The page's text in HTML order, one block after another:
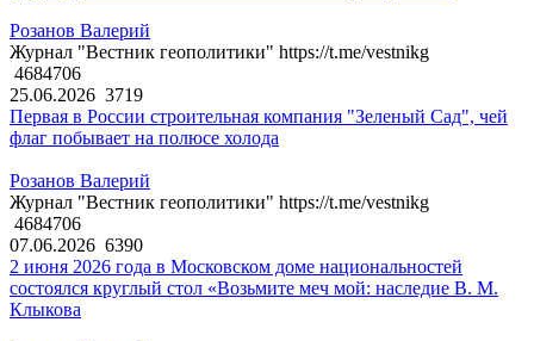
Розанов Валерий
Журнал "Вестник геополитики" https://t.me/vestnikg
4684706
25.06.2026 3719
Первая в России строительная компания "Зеленый Сад", чей
флаг побывает на полюсе холода
Розанов Валерий
Журнал "Вестник геополитики" https://t.me/vestnikg
4684706
07.06.2026 6390
2 июня 2026 года в Московском доме национальностей
состоялся круглый стол «Возьмите меч мой: наследие В. М.
Клыкова